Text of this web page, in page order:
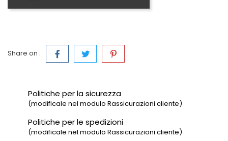
Share on :
Politiche per la sicurezza
(modificale nel modulo Rassicurazioni cliente)
Politiche per le spedizioni
(modificale nel modulo Rassicurazioni cliente)